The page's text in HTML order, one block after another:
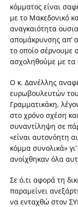
κόμματος είναι
με το Μακεδονικό
αναγκαιότητα
απομάκρυνσης απ’
το οποίο σέρνουμε
ασχοληθούμε με τα
Ο κ. Δανέλλης
ευρωβουλευτών
Γραμματικάκη,
στο χρόνο σχέση
συναντίληψη σε
«είναι αυτονόητη
κόμμα συνολικά»
ανοίχθηκαν όλα
Σε ό,τι αφορά τη
παραμείνει
να ενταχθώ στον